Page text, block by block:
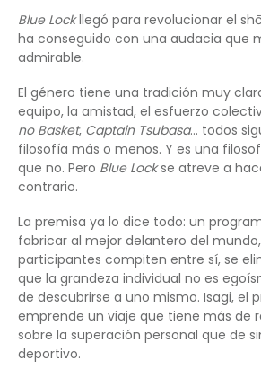
Blue Lockllegó para revolucionar el
ha conseguido con una audacia que
admirable.
El género tiene una tradición muy
equipo, la amistad, el esfuerzo
no Basket, Captain Tsubasa… todos
filosofía más o menos. Y es una
que no. Pero Blue Lockse atreve a
contrario.
La premisa ya lo dice todo: un
fabricar al mejor delantero del
participantes compiten entre sí, se
que la grandeza individual no es
de descubrirse a uno mismo. Isagi, el
emprende un viaje que tiene más de
sobre la superación personal que de
deportivo.